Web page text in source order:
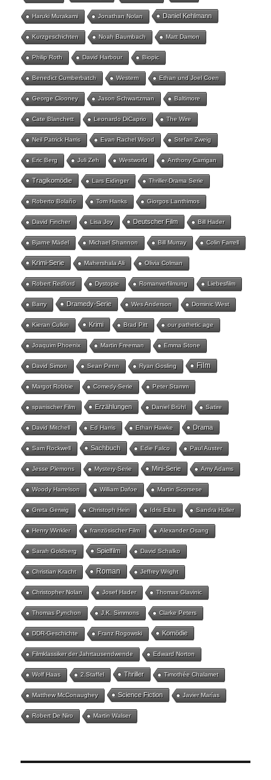
Haruki Murakami Jonathan Nolan Daniel Kehlmann
Kurzgeschichten Noah Baumbach Matt Damon
Philip Roth David Harbour Biopic
Benedict Cumberbatch Western Ethan und Joel Coen
George Clooney Jason Schwartzman Baltimore
Cate Blanchett Leonardo DiCaprio The Wire
Neil Patrick Harris Evan Rachel Wood Stefan Zweig
Eric Berg Juli Zeh Westworld Anthony Carrigan
Tragikomödie Lars Eidinger Thriller-Drama Serie
Roberto Bolaño Tom Hanks Giorgos Lanthimos
David Fincher Lisa Joy Deutscher Film Bill Hader
Bjarne Mädel Michael Shannon Bill Murray Colin Farrell
Krimi-Serie Mahershala Ali Olivia Colman
Robert Redford Dystopie Romanverfilmung Liebesfilm
Barry Dramedy-Serie Wes Anderson Dominic West
Kieran Culkin Krimi Brad Pitt our pathetic age
Joaquim Phoenix Martin Freeman Emma Stone
David Simon Sean Penn Ryan Gosling Film
Margot Robbie Comedy-Serie Peter Stamm
spanischer Film Erzählungen Daniel Brühl Satire
David Mitchell Ed Harris Ethan Hawke Drama
Sam Rockwell Sachbuch Edie Falco Paul Auster
Jesse Plemons Mystery-Serie Mini-Serie Amy Adams
Woody Harrelson William Dafoe Martin Scorsese
Greta Gerwig Christoph Hein Idris Elba Sandra Hüller
Henry Winkler französischer Film Alexander Osang
Sarah Goldberg Spielfilm David Schalko
Christian Kracht Roman Jeffrey Wright
Christopher Nolan Josef Hader Thomas Glavinic
Thomas Pynchon J.K. Simmons Clarke Peters
DDR-Geschichte Franz Rogowski Komödie
Filmklassiker der Jahrtausendwende Edward Norton
Wolf Haas 2.Staffel Thriller Timothée Chalamet
Matthew McConaughey Science Fiction Javier Marías
Robert De Niro Martin Walser